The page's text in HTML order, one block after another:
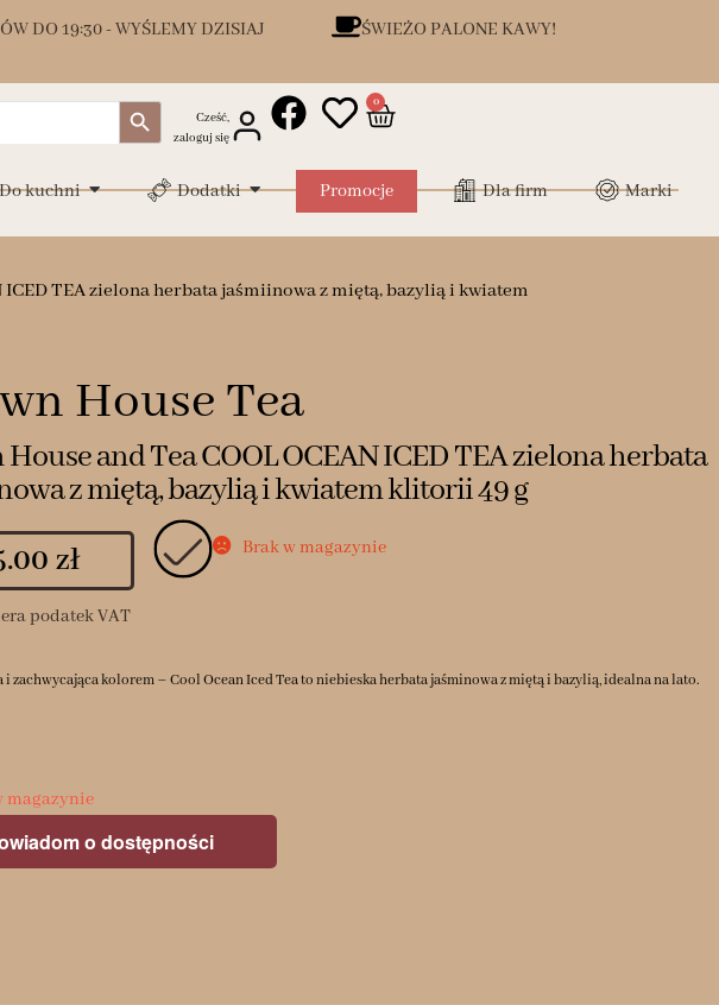
DO 19:30 - WYŚLEMY DZISIAJ ŚWIEŻO PALONE KAWY!
Search Button
Cześć,
zaloguj się
0
Do kuchni Dodatki Promocje Dla firm Marki
ICED TEA zielona herbata jaśmiinowa z miętą, bazylią i kwiatem
House Tea
and Tea COOL OCEAN ICED TEA zielona herbata
z miętą, bazylią i kwiatem klitorii 49 g
zł Brak w magazynie
podatek VAT
i zachwycająca kolorem – Cool Ocean Iced Tea to niebieska herbata jaśminowa z miętą i bazylią, idealna na lato.
magazynie
o dostępności